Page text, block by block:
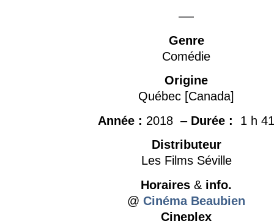
—
Genre
Comédie
Origine
Québec [Canada]
Année : 2018 – Durée : 1 h 41
Distributeur
Les Films Séville
Horaires & info.
@ Cinéma Beaubien
Cineplex